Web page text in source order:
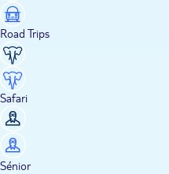
Road Trips
Safari
Sénior